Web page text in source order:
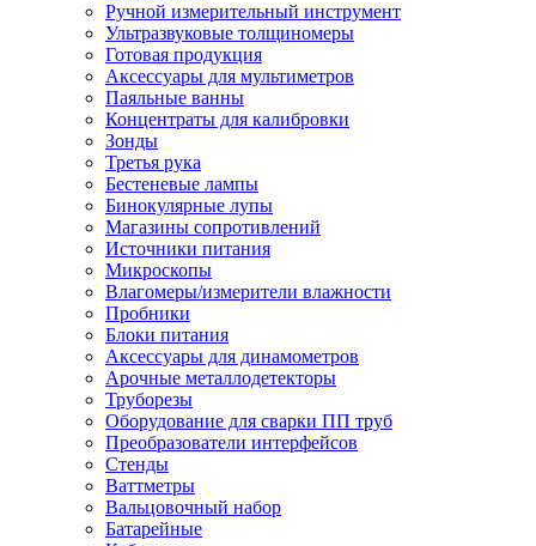
Ручной измерительный инструмент
Ультразвуковые толщиномеры
Готовая продукция
Аксессуары для мультиметров
Паяльные ванны
Концентраты для калибровки
Зонды
Третья рука
Бестеневые лампы
Бинокулярные лупы
Магазины сопротивлений
Источники питания
Микроскопы
Влагомеры/измерители влажности
Пробники
Блоки питания
Аксессуары для динамометров
Арочные металлодетекторы
Труборезы
Оборудование для сварки ПП труб
Преобразователи интерфейсов
Стенды
Ваттметры
Вальцовочный набор
Батарейные